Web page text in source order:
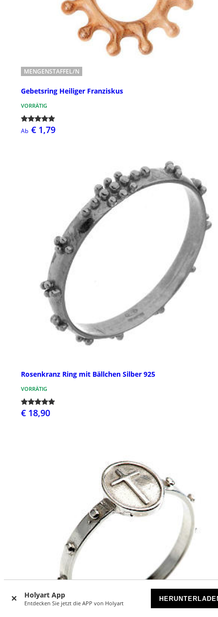
Holyart App
Entdecken Sie jetzt die APP von Holyart
MENGENSTAFFEL/N
Gebetsring Heiliger Franziskus
VORRÄTIG
Ab € 1,79
Rosenkranz Ring mit Bällchen Silber 925
VORRÄTIG
€ 18,90